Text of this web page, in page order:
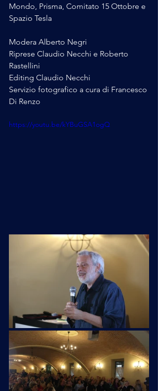
Mondo, Prisma, Comitato 15 Ottobre e
Spazio Tesla
Modera Alberto Negri
Riprese Claudio Necchi e Roberto
Rastellini
Editing Claudio Necchi
Servizio fotografico a cura di Francesco
Di Renzo
https://youtu.be/kYBuGSA1ogQ